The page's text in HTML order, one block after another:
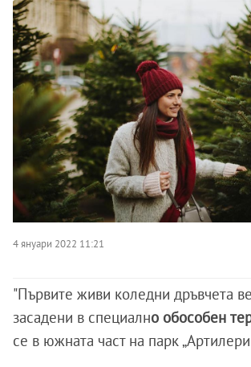
4 януари 2022 11:21
"Първите живи коледни дръвчета
засадени в специално обособен
се в южната част на парк